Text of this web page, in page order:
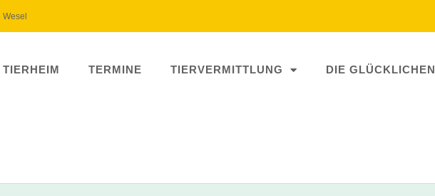
Wesel
TIERHEIM TERMINE TIERVERMITTLUNG DIE GLÜCKLICHEN